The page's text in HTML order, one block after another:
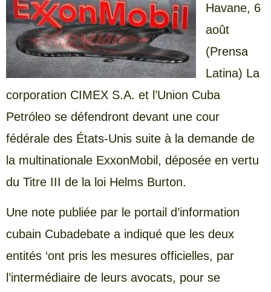
Havane, 6
août
(Prensa
Latina) La
corporation CIMEX S.A. et l’Union Cuba
Petróleo se défendront devant une cour
fédérale des États-Unis suite à la demande de
la multinationale ExxonMobil, déposée en vertu
du Titre III de la loi Helms Burton.
Une note publiée par le portail d’information
cubain Cubadebate a indiqué que les deux
entités ‘ont pris les mesures officielles, par
l’intermédiaire de leurs avocats, pour se